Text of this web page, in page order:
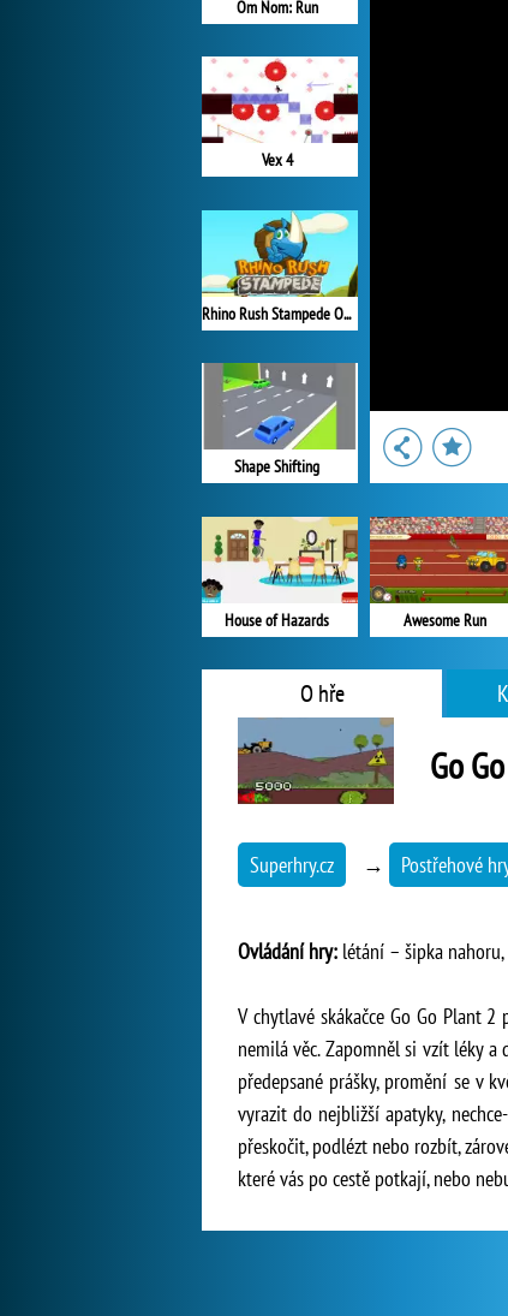
Om Nom: Run
Vex 4
Rhino Rush Stampede Online
Shape Shifting
House of Hazards Awesome Run
O hře
Go
Superhry.cz → Postřehové
Ovládání hry: létání – šipka
V chytlavé skákačce Go Go Plant
nemilá věc. Zapomněl si vzít léky
předepsané prášky, promění se v
vyrazit do nejbližší apatyky,
přeskočit, podlézt nebo rozbít,
které vás po cestě potkají, nebo